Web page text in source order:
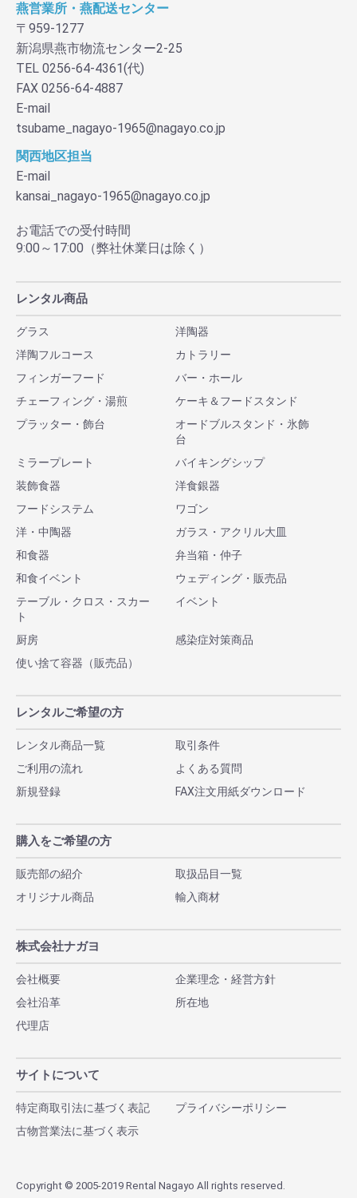
燕営業所・燕配送センター
〒959-1277
新潟県燕市物流センター2-25
TEL 0256-64-4361(代)
FAX 0256-64-4887
E-mail
tsubame_nagayo-1965@nagayo.co.jp
関西地区担当
E-mail
kansai_nagayo-1965@nagayo.co.jp
お電話での受付時間
9:00～17:00（弊社休業日は除く）
レンタル商品
グラス
洋陶器
洋陶フルコース
カトラリー
フィンガーフード
バー・ホール
チェーフィング・湯煎
ケーキ＆フードスタンド
プラッター・飾台
オードブルスタンド・氷飾
台
ミラープレート
バイキングシップ
装飾食器
洋食銀器
フードシステム
ワゴン
洋・中陶器
ガラス・アクリル大皿
和食器
弁当箱・仲子
和食イベント
ウェディング・販売品
テーブル・クロス・スカー
ト
イベント
厨房
感染症対策商品
使い捨て容器（販売品）
レンタルご希望の方
レンタル商品一覧
取引条件
ご利用の流れ
よくある質問
新規登録
FAX注文用紙ダウンロード
購入をご希望の方
販売部の紹介
取扱品目一覧
オリジナル商品
輸入商材
株式会社ナガヨ
会社概要
企業理念・経営方針
会社沿革
所在地
代理店
サイトについて
特定商取引法に基づく表記
プライバシーポリシー
古物営業法に基づく表示
Copyright © 2005-2019 Rental Nagayo All rights reserved.